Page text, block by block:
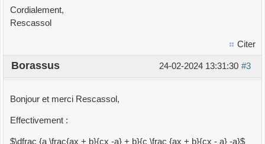
Cordialement,
Rescassol
Citer
#3
24-02-2024 13:31:30
Borassus
Bonjour et merci Rescassol,
Effectivement :
$\dfrac {a \frac{ax + b}{cx -a} + b}{c \frac {ax + b}{cx - a} -a}$